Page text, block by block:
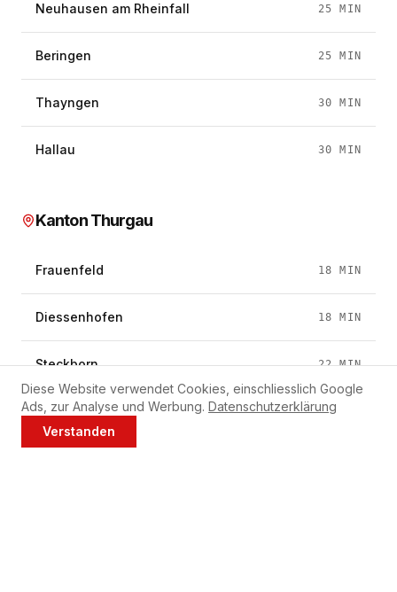
Neuhausen am Rheinfall 25 MIN
Beringen 25 MIN
Thayngen 30 MIN
Hallau 30 MIN
Kanton Thurgau
Frauenfeld 18 MIN
Diessenhofen 18 MIN
Steckborn 22MIN
Müllheim 25MIN
Jetzt anrufen
Diese Website verwendet Cookies, einschliesslich Google
Ads, zur Analyse und Werbung. Datenschutzerklärung
Verstanden